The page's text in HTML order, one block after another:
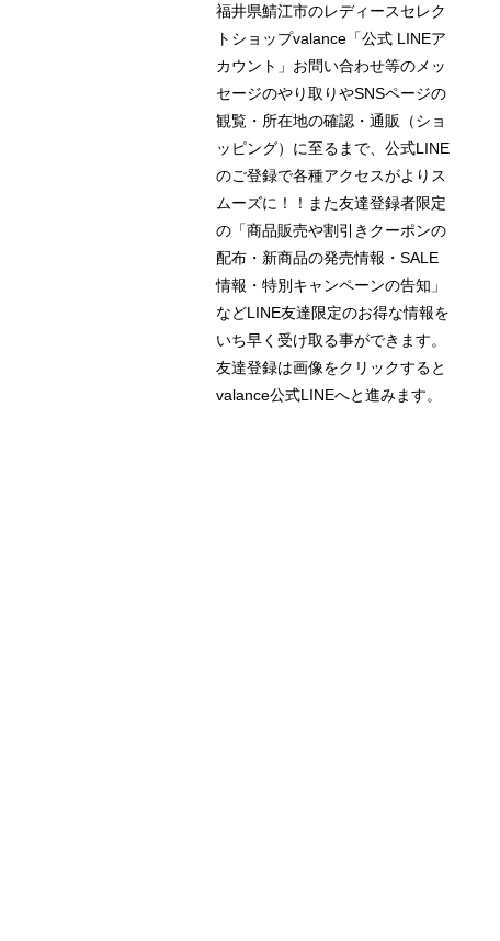
福井県鯖江市のレディースセレク
トショップvalance「公式 LINEア
カウント」お問い合わせ等のメッ
セージのやり取りやSNSページの
観覧・所在地の確認・通販（ショ
ッピング）に至るまで、公式LINE
のご登録で各種アクセスがよりス
ムーズに！！また友達登録者限定
の「商品販売や割引きクーポンの
配布・新商品の発売情報・SALE
情報・特別キャンペーンの告知」
などLINE友達限定のお得な情報を
いち早く受け取る事ができます。
友達登録は画像をクリックすると
valance公式LINEへと進みます。